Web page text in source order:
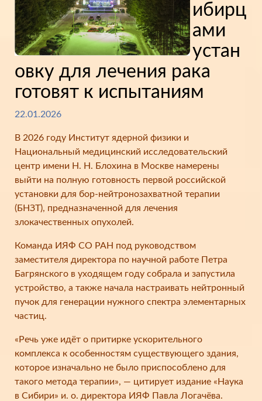
ибирц
ами
устан
овку для лечения рака
готовят к испытаниям
22.01.2026
В 2026 году Институт ядерной физики и
Национальный медицинский исследовательский
центр имени Н. Н. Блохина в Москве намерены
выйти на полную готовность первой российской
установки для бор-нейтронозахватной терапии
(БНЗТ), предназначенной для лечения
злокачественных опухолей.
Команда ИЯФ СО РАН под руководством
заместителя директора по научной работе Петра
Багрянского в уходящем году собрала и запустила
устройство, а также начала настраивать нейтронный
пучок для генерации нужного спектра элементарных
частиц.
«Речь уже идёт о притирке ускорительного
комплекса к особенностям существующего здания,
которое изначально не было приспособлено для
такого метода терапии», — цитирует издание «Наука
в Сибири» и. о. директора ИЯФ Павла Логачёва.